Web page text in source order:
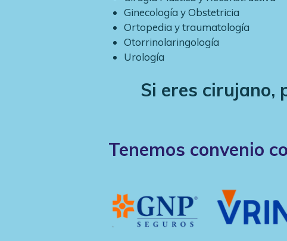
Ginecología y Obstetricia
Ortopedia y traumatología
Otorrinolaringología
Urología
Si eres cirujano,
Tenemos convenio